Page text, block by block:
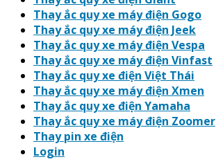
Thay ắc quy xe máy điện Gogo
Thay ắc quy xe máy điện Jeek
Thay ắc quy xe máy điện Vespa
Thay ắc quy xe máy điện Vinfast
Thay ắc quy xe điện Việt Thái
Thay ắc quy xe máy điện Xmen
Thay ắc quy xe điện Yamaha
Thay ắc quy xe máy điện Zoomer
Thay pin xe điện
Login